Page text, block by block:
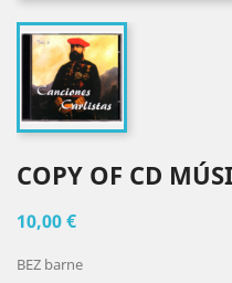
COPY OF CD
10,00 €
BEZ barne